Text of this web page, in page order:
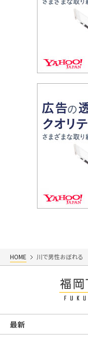
HOME 川で男性おぼれる
最新